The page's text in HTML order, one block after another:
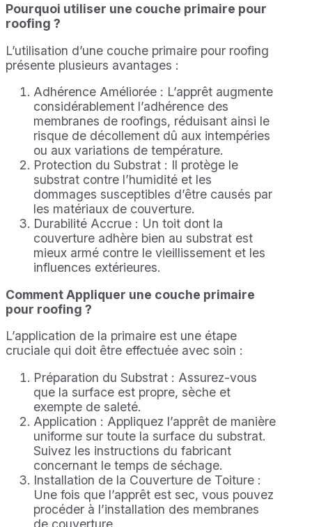
Pourquoi utiliser une couche primaire pour
roofing ?
L’utilisation d’une couche primaire pour roofing
présente plusieurs avantages :
Adhérence Améliorée : L’apprêt augmente
considérablement l’adhérence des
membranes de roofings, réduisant ainsi le
risque de décollement dû aux intempéries
ou aux variations de température.
Protection du Substrat : Il protège le
substrat contre l’humidité et les
dommages susceptibles d’être causés par
les matériaux de couverture.
Durabilité Accrue : Un toit dont la
couverture adhère bien au substrat est
mieux armé contre le vieillissement et les
influences extérieures.
Comment Appliquer une couche primaire
pour roofing ?
L’application de la primaire est une étape
cruciale qui doit être effectuée avec soin :
Préparation du Substrat : Assurez-vous
que la surface est propre, sèche et
exempte de saleté.
Application : Appliquez l’apprêt de manière
uniforme sur toute la surface du substrat.
Suivez les instructions du fabricant
concernant le temps de séchage.
Installation de la Couverture de Toiture :
Une fois que l’apprêt est sec, vous pouvez
procéder à l’installation des membranes
de couverture.